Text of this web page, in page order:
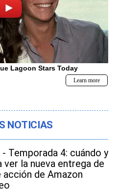
NOTICIAS
- Temporada 4: cuándo y
ver la nueva entrega de
acción de Amazon